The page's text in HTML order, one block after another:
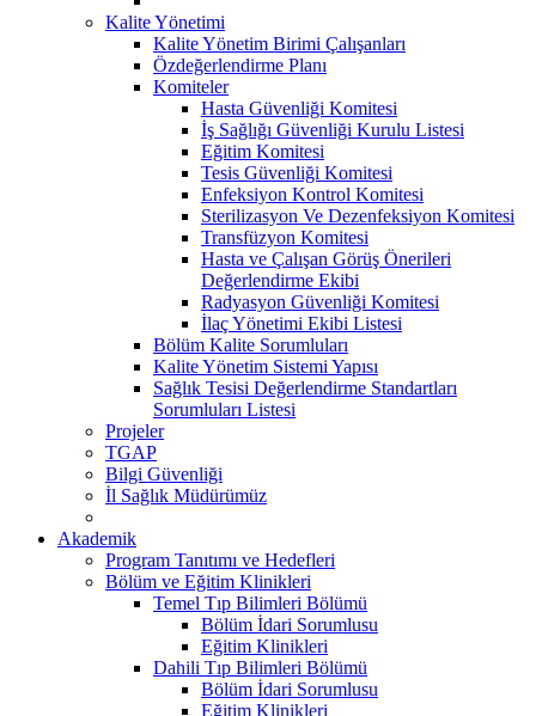
Kalite Yönetimi
Kalite Yönetim Birimi Çalışanları
Özdeğerlendirme Planı
Komiteler
Hasta Güvenliği Komitesi
İş Sağlığı Güvenliği Kurulu Listesi
Eğitim Komitesi
Tesis Güvenliği Komitesi
Enfeksiyon Kontrol Komitesi
Sterilizasyon Ve Dezenfeksiyon Komitesi
Transfüzyon Komitesi
Hasta ve Çalışan Görüş Önerileri
Değerlendirme Ekibi
Radyasyon Güvenliği Komitesi
İlaç Yönetimi Ekibi Listesi
Bölüm Kalite Sorumluları
Kalite Yönetim Sistemi Yapısı
Sağlık Tesisi Değerlendirme Standartları
Sorumluları Listesi
Projeler
TGAP
Bilgi Güvenliği
İl Sağlık Müdürümüz
Akademik
Program Tanıtımı ve Hedefleri
Bölüm ve Eğitim Klinikleri
Temel Tıp Bilimleri Bölümü
Bölüm İdari Sorumlusu
Eğitim Klinikleri
Dahili Tıp Bilimleri Bölümü
Bölüm İdari Sorumlusu
Eğitim Klinikleri